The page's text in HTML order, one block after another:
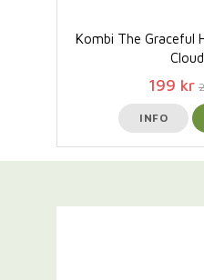
Kombi The Graceful
199 kr
INFO